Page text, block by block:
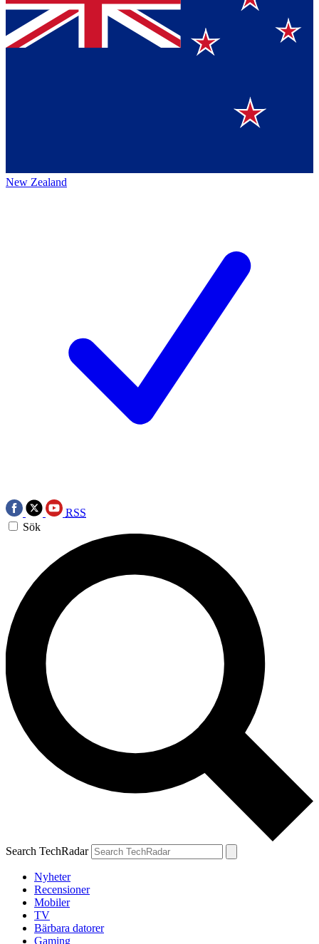
New Zealand
RSS
Sök
Search TechRadar
Nyheter
Recensioner
Mobiler
TV
Bärbara datorer
Gaming